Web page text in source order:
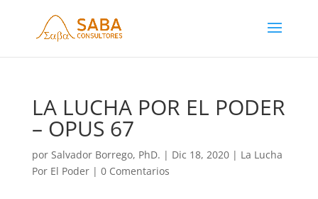
LA LUCHA POR EL PODER
– OPUS 67
por Salvador Borrego, PhD. | Dic 18, 2020| La Lucha
Por El Poder| 0 Comentarios